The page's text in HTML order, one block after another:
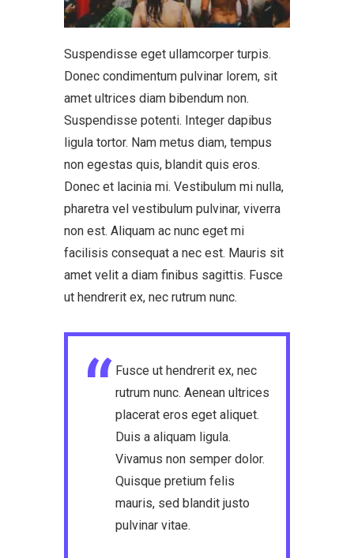
Suspendisse eget ullamcorper turpis.
Donec condimentum pulvinar lorem, sit
amet ultrices diam bibendum non.
Suspendisse potenti. Integer dapibus
ligula tortor. Nam metus diam, tempus
non egestas quis, blandit quis eros.
Donec et lacinia mi. Vestibulum mi nulla,
pharetra vel vestibulum pulvinar, viverra
non est. Aliquam ac nunc eget mi
facilisis consequat a nec est. Mauris sit
amet velit a diam finibus sagittis. Fusce
ut hendrerit ex, nec rutrum nunc.
Fusce ut hendrerit ex, nec
rutrum nunc. Aenean ultrices
placerat eros eget aliquet.
Duis a aliquam ligula.
Vivamus non semper dolor.
Quisque pretium felis
mauris, sed blandit justo
pulvinar vitae.